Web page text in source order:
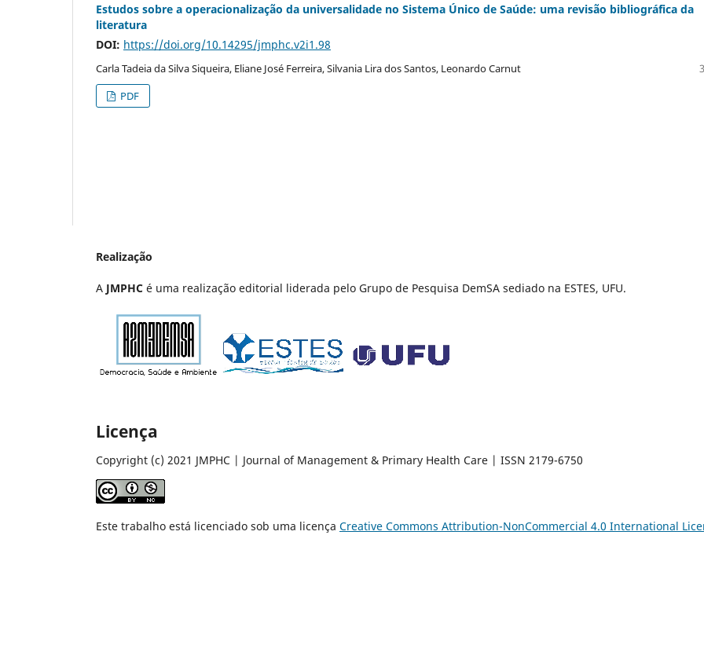
Estudos sobre a operacionalização da universalidade no Sistema Único de Saúde: uma revisão bibliográfica da
literatura
DOI: https://doi.org/10.14295/jmphc.v2i1.98
Carla Tadeia da Silva Siqueira, Eliane José Ferreira, Silvania Lira dos Santos, Leonardo Carnut
PDF
Realização
A JMPHC é uma realização editorial liderada pelo Grupo de Pesquisa DemSA sediado na ESTES, UFU.
Licença
Copyright (c) 2021 JMPHC | Journal of Management & Primary Health Care | ISSN 2179-6750
Este trabalho está licenciado sob uma licença Creative Commons Attribution-NonCommercial 4.0 International